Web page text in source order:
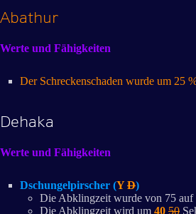
Abathur
Werte und Fähigkeiten
Der Schreckenschaden wurde um 25
Dehaka
Werte und Fähigkeiten
Dschungelpirscher (Y D)
Die Abklingzeit wurde von 75 auf
Die Abklingzeit wird um 40 50